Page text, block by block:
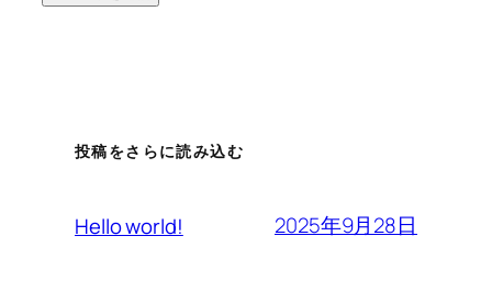
投稿をさらに読み込む
Hello world! 2025年9月28日